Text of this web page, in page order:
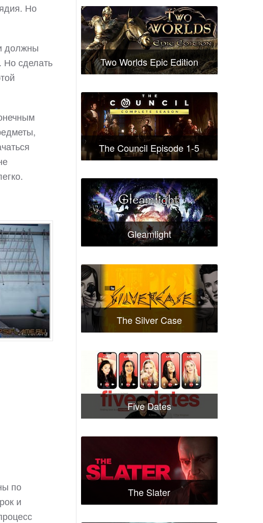
Но
должны
Но сделать
по
и
Two Worlds Epic Edition
The Council Episode 1-5
Gleamlight
The Silver Case
Five Dates
The Slater